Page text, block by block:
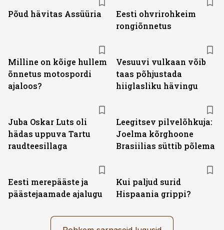
Põud hävitas Assüüria
Eesti ohvrirohkeim
rongiõnnetus
Milline on kõige hullem
õnnetus motospordi
ajaloos?
Vesuuvi vulkaan võib
taas põhjustada
hiiglasliku hävingu
Juba Oskar Luts oli
hädas uppuva Tartu
raudteesillaga
Leegitsev pilvelõhkuja:
Joelma kõrghoone
Brasiilias süttib põlema
Eesti merepääste ja
päästejaamade ajalugu
Kui paljud surid
Hispaania grippi?